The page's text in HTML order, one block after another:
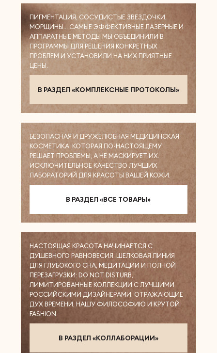
В РАЗДЕЛ «КОМПЛЕКСНЫЕ ПРОТОКОЛЫ»
ПИГМЕНТАЦИЯ, СОСУДИСТЫЕ ЗВЕЗДОЧКИ,
МОРЩИНЫ… САМЫЕ ЭФФЕКТИВНЫЕ ЛАЗЕРНЫЕ И
АППАРАТНЫЕ МЕТОДЫ МЫ ОБЪЕДИНИЛИ В
ПРОГРАММЫ ДЛЯ РЕШЕНИЯ КОНКРЕТНЫХ
ПРОБЛЕМ И УСТАНОВИЛИ НА НИХ ПРИЯТНЫЕ
ЦЕНЫ.
БЕЗОПАСНАЯ И ДРУЖЕЛЮБНАЯ МЕДИЦИНСКАЯ
КОСМЕТИКА, КОТОРАЯ ПО-НАСТОЯЩЕМУ
РЕШАЕТ ПРОБЛЕМЫ, А НЕ МАСКИРУЕТ ИХ.
ИСКЛЮЧИТЕЛЬНОЕ КАЧЕСТВО ЛУЧШИХ
ЛАБОРАТОРИЙ ДЛЯ КРАСОТЫ ВАШЕЙ КОЖИ.
В РАЗДЕЛ «ВСЕ ТОВАРЫ»
В РАЗДЕЛ «КОЛЛАБОРАЦИИ»
НАСТОЯЩАЯ КРАСОТА НАЧИНАЕТСЯ С
ДУШЕВНОГО РАВНОВЕСИЯ: ШЕЛКОВАЯ ЛИНИЯ
ДЛЯ ГЛУБОКОГО СНА, МЕДИТАЦИИ И ПОЛНОЙ
ПЕРЕЗАГРУЗКИ: DO NOT DISTURB,
ЛИМИТИРОВАННЫЕ КОЛЛЕКЦИИ С ЛУЧШИМИ
РОССИЙСКИМИ ДИЗАЙНЕРАМИ, ОТРАЖАЮЩИЕ
ДУХ ВРЕМЕНИ, НАШУ ФИЛОСОФИЮ И КРУТОЙ
FASHION.